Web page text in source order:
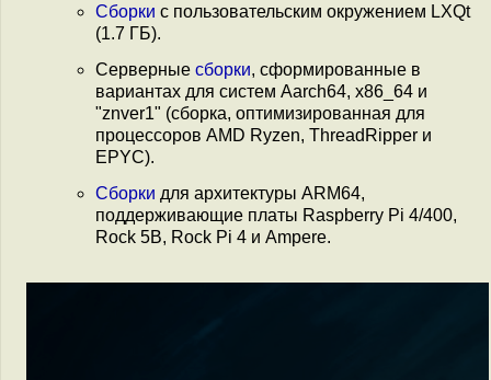
Сборки с пользовательским окружением LXQt
(1.7 ГБ).
Серверные сборки, сформированные в
вариантах для систем Aarch64, x86_64 и
"znver1" (сборка, оптимизированная для
процессоров AMD Ryzen, ThreadRipper и
EPYC).
Сборки для архитектуры ARM64,
поддерживающие платы Raspberry Pi 4/400,
Rock 5B, Rock Pi 4 и Ampere.